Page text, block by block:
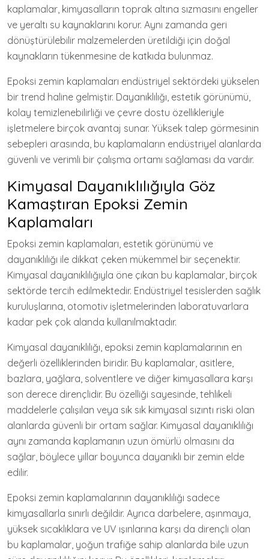
kaplamalar, kimyasalların toprak altına sızmasını engeller
ve yeraltı su kaynaklarını korur. Aynı zamanda geri
dönüştürülebilir malzemelerden üretildiği için doğal
kaynakların tükenmesine de katkıda bulunmaz.
Epoksi zemin kaplamaları endüstriyel sektördeki yükselen
bir trend haline gelmiştir. Dayanıklılığı, estetik görünümü,
kolay temizlenebilirliği ve çevre dostu özellikleriyle
işletmelere birçok avantaj sunar. Yüksek talep görmesinin
sebepleri arasında, bu kaplamaların endüstriyel alanlarda
güvenli ve verimli bir çalışma ortamı sağlaması da vardır.
Kimyasal Dayanıklılığıyla Göz
Kamaştıran Epoksi Zemin
Kaplamaları
Epoksi zemin kaplamaları, estetik görünümü ve
dayanıklılığı ile dikkat çeken mükemmel bir seçenektir.
Kimyasal dayanıklılığıyla öne çıkan bu kaplamalar, birçok
sektörde tercih edilmektedir. Endüstriyel tesislerden sağlık
kuruluşlarına, otomotiv işletmelerinden laboratuvarlara
kadar pek çok alanda kullanılmaktadır.
Kimyasal dayanıklılığı, epoksi zemin kaplamalarının en
değerli özelliklerinden biridir. Bu kaplamalar, asitlere,
bazlara, yağlara, solventlere ve diğer kimyasallara karşı
son derece dirençlidir. Bu özelliği sayesinde, tehlikeli
maddelerle çalışılan veya sık sık kimyasal sızıntı riski olan
alanlarda güvenli bir ortam sağlar. Kimyasal dayanıklılığı
aynı zamanda kaplamanın uzun ömürlü olmasını da
sağlar, böylece yıllar boyunca dayanıklı bir zemin elde
edilir.
Epoksi zemin kaplamalarının dayanıklılığı sadece
kimyasallarla sınırlı değildir. Ayrıca darbelere, aşınmaya,
yüksek sıcaklıklara ve UV ışınlarına karşı da dirençli olan
bu kaplamalar, yoğun trafiğe sahip alanlarda bile uzun